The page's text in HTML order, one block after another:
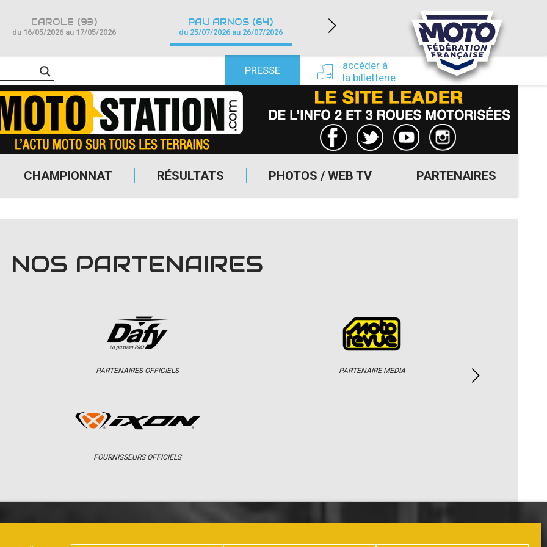
CHAMPIONNAT RÉSULTATS PHOTOS / WEB TV PARTENAIRES
PRESSE
accéder à
la billetterie
CAROLE (93)
du 16/05/2026 au 17/05/2026
PAU ARNOS (64)
du 25/07/2026 au 26/07/2026
LÉDENON (30)
du 22/08/2026 au 23/08/2026
NOS PARTENAIRES
PARTENAIRES OFFICIELS
FOURNISSEURS OFFICIELS
PARTENAIRE MEDIA
CHAMPIONNAT RÉSULTATS PHOTOS / WEB TV PARTENAIRES